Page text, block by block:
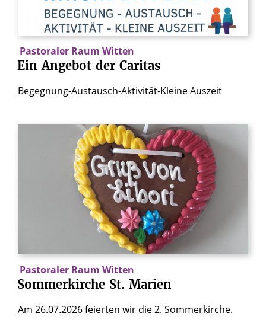
Pastoraler Raum Witten
Ein Angebot der Caritas
Begegnung-Austausch-Aktivität-Kleine Auszeit
Pastoraler Raum Witten
Sommerkirche St. Marien
Am 26.07.2026 feierten wir die 2. Sommerkirche.